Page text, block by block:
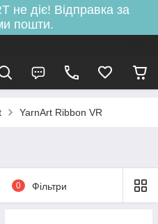
не діє! Відправка за
пошти.
YarnArt Ribbon VR
0 Фільтри